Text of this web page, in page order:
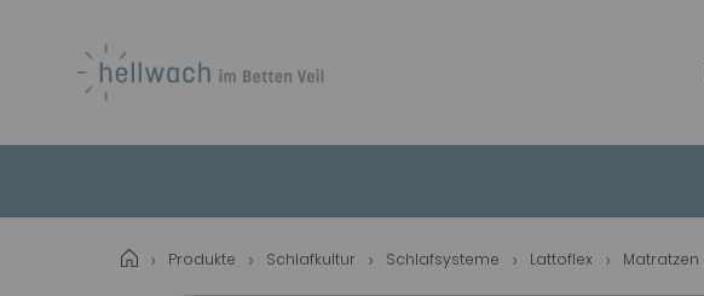
Produkte Schlafkultur Schlafsysteme Lattoflex Matratzen